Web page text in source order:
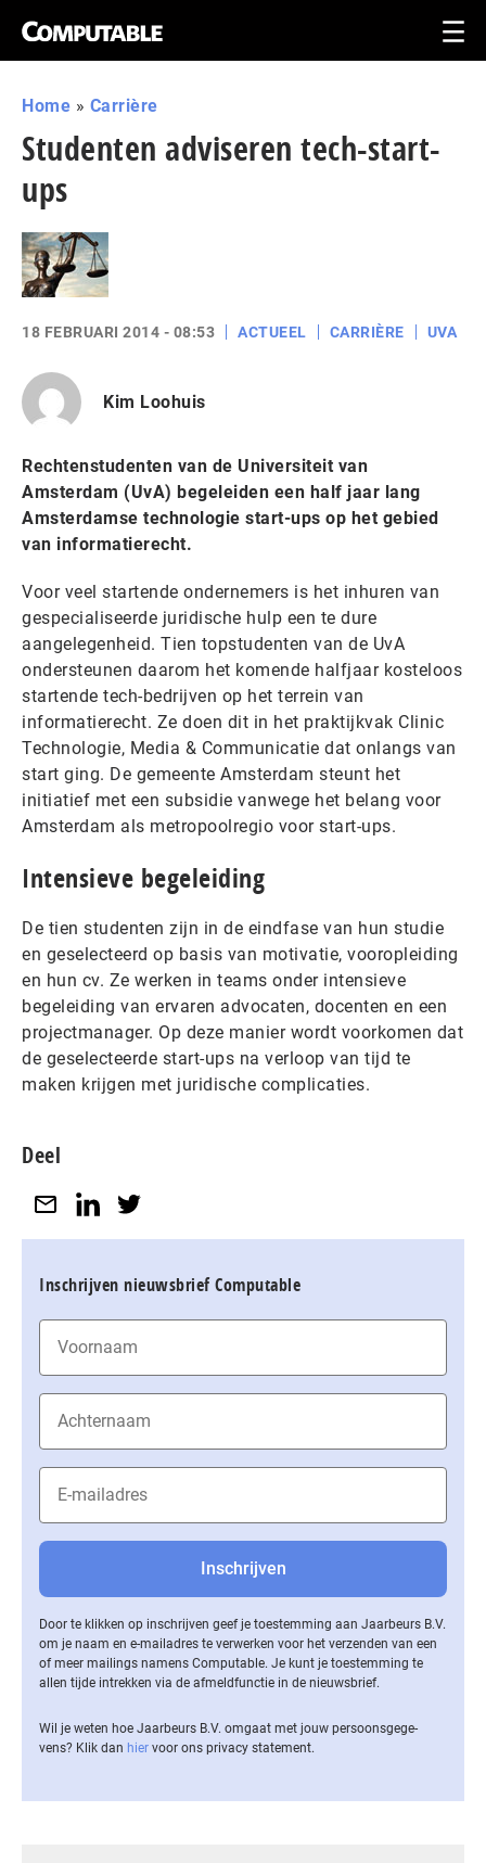
Home » Carrière
Studenten adviseren tech-start-
ups
18 FEBRUARI 2014 - 08:53 ACTUEEL CARRIÈRE UVA
Kim Loohuis
Rechtenstudenten van de Universiteit van
Amsterdam (UvA) begeleiden een half jaar lang
Amsterdamse technologie start-ups op het gebied
van informatierecht.
Voor veel startende ondernemers is het inhuren van
gespecialiseerde juridische hulp een te dure
aangelegenheid. Tien topstudenten van de UvA
ondersteunen daarom het komende halfjaar kosteloos
startende tech-bedrijven op het terrein van
informatierecht. Ze doen dit in het praktijkvak Clinic
Technologie, Media & Communicatie dat onlangs van
start ging. De gemeente Amsterdam steunt het
initiatief met een subsidie vanwege het belang voor
Amsterdam als metropoolregio voor start-ups.
Intensieve begeleiding
De tien studenten zijn in de eindfase van hun studie
en geselecteerd op basis van motivatie, vooropleiding
en hun cv. Ze werken in teams onder intensieve
begeleiding van ervaren advocaten, docenten en een
projectmanager. Op deze manier wordt voorkomen dat
de geselecteerde start-ups na verloop van tijd te
maken krijgen met juridische complicaties.
Deel
Inschrijven nieuwsbrief Computable
Door te klikken op inschrijven geef je toestemming aan Jaarbeurs B.V.
om je naam en e-mailadres te verwerken voor het verzenden van een
of meer mailings namens Computable. Je kunt je toestemming te
allen tijde intrekken via de af­meld­func­tie in de nieuwsbrief.
Wil je weten hoe Jaarbeurs B.V. omgaat met jouw per­soons­ge­ge­
vens? Klik dan hier voor ons privacy statement.